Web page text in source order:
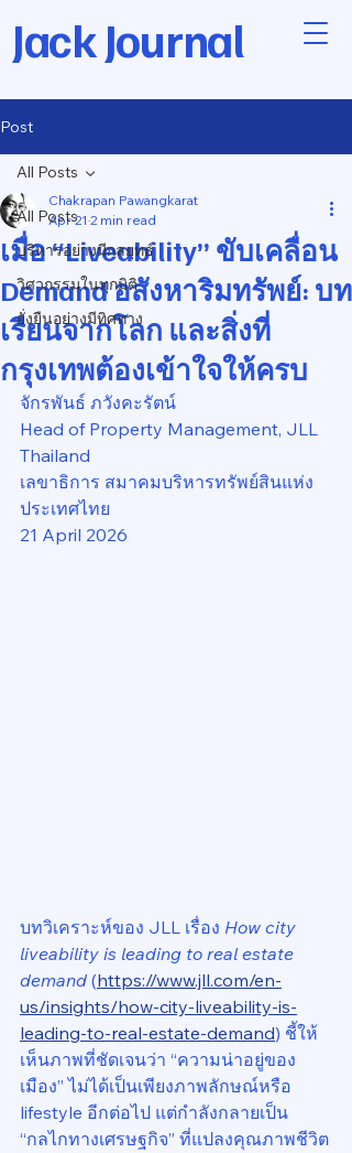
Jack Journal
Post
All Posts
บริหารอย่างมีกลยุทธ์
วิศวกรรมในทุกมิติ
ยั่งยืนอย่างมีทิศทาง
All Posts
เมื่อ “Liveability” ขับเคลื่อน
Demand อสังหาริมทรัพย์: บท
เรียนจากโลก และสิ่งที่
กรุงเทพต้องเข้าใจให้ครบ
Chakrapan Pawangkarat
Apr 21 2 min read
จักรพันธ์ ภวังคะรัตน์
Head of Property Management, JLL
Thailand
เลขาธิการ สมาคมบริหารทรัพย์สินแห่ง
ประเทศไทย
21 April 2026
บทวิเคราะห์ของ JLL เรื่อง How city
liveability is leading to real estate
demand (https://www.jll.com/en-
us/insights/how-city-liveability-is-
leading-to-real-estate-demand) ชี้ให้
เห็นภาพที่ชัดเจนว่า “ความน่าอยู่ของ
เมือง” ไม่ได้เป็นเพียงภาพลักษณ์หรือ
lifestyle อีกต่อไป แต่กำลังกลายเป็น
“กลไกทางเศรษฐกิจ” ที่แปลงคุณภาพชีวิต